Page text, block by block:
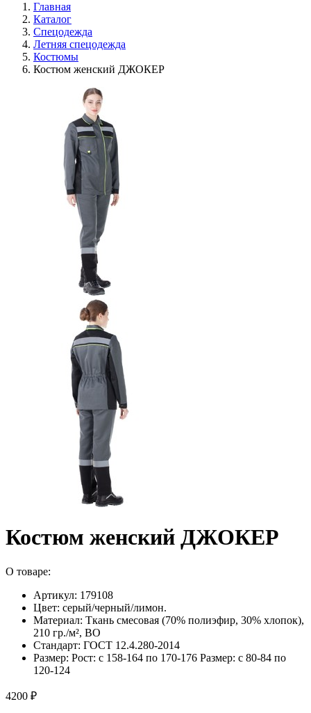
Главная
Каталог
Спецодежда
Летняя спецодежда
Костюмы
Костюм женский ДЖОКЕР
Костюм женский ДЖОКЕР
О товаре:
Артикул: 179108
Цвет: серый/черный/лимон.
Материал: Ткань смесовая (70% полиэфир, 30% хлопок),
210 гр./м², ВО
Стандарт: ГОСТ 12.4.280-2014
Размер: Рост: с 158-164 по 170-176 Размер: с 80-84 по
120-124
4200 ₽